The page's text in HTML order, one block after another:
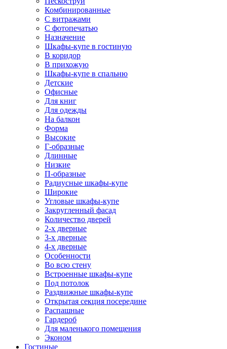
Комбинированные
С витражами
С фотопечатью
Назначение
Шкафы-купе в гостиную
В коридор
В прихожую
Шкафы-купе в спальню
Детские
Офисные
Для книг
Для одежды
На балкон
Форма
Высокие
Г-образные
Длинные
Низкие
П-образные
Радиусные шкафы-купе
Широкие
Угловые шкафы-купе
Закругленный фасад
Количество дверей
2-х дверные
3-х дверные
4-х дверные
Особенности
Во всю стену
Встроенные шкафы-купе
Под потолок
Раздвижные шкафы-купе
Открытая секция посередине
Распашные
Гардероб
Для маленького помещения
Эконом
Гостиные